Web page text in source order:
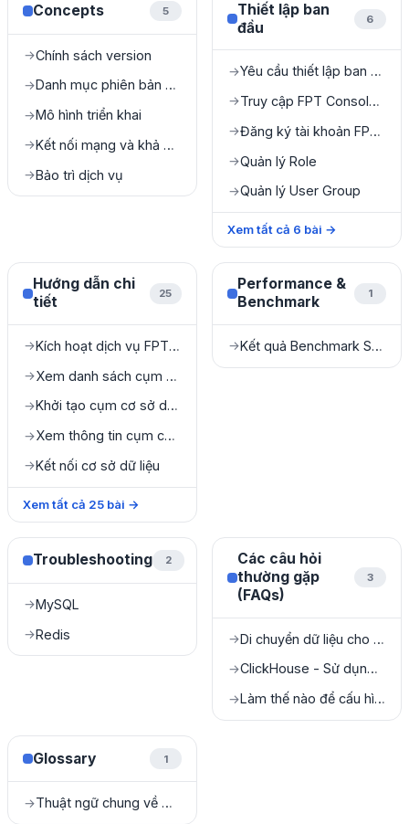
Concepts 5
→Chính sách version
→ Danh mục phiên bản được hỗ trợ
→Mô hình triển khai
→ Kết nối mạng và khả năng truy cập
→Bảo trì dịch vụ
Thiết lập ban
đầu
6
→ Yêu cầu thiết lập ban đầu
→ Truy cập FPT Console Portal
→ Đăng ký tài khoản FPT Console Portal
→Quản lý Role
→Quản lý User Group
Xem tất cả 6 bài →
Hướng dẫn chi
tiết
25
→ Kích hoạt dịch vụ FPT Database Engine
→ Xem danh sách cụm cơ sở dữ liệu
→ Khởi tạo cụm cơ sở dữ liệu
→ Xem thông tin cụm cơ sở dữ liệu
→Kết nối cơ sở dữ liệu
Xem tất cả 25 bài →
Performance &
Benchmark
1
→ Kết quả Benchmark Sysbench
Troubleshooting 2
→MySQL
→Redis
Các câu hỏi
thường gặp
(FAQs)
3
→ Di chuyển dữ liệu cho SQL Server
→ ClickHouse - Sử dụng High Availability (HA)
→ Làm thế nào để cấu hình NAT cho Kafka?
Glossary 1
→ Thuật ngữ chung về Cloud & DBaaS